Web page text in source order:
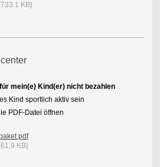
KB]
mein(e) Kind(er) nicht bezahlen
Kind sportlich aktiv sein
PDF-Datei öffnen
KB]